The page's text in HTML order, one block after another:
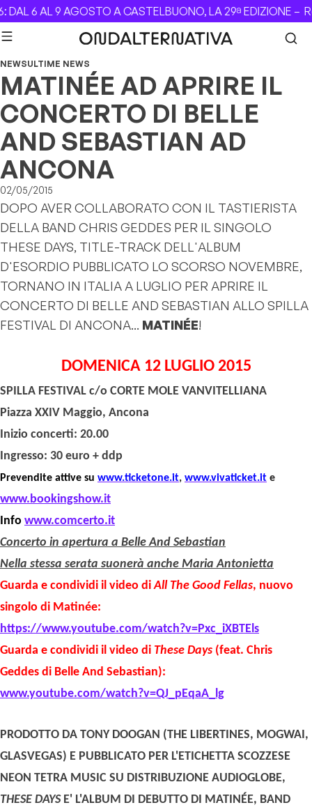
Skip to content
6 AL 9 AGOSTO A CASTELBUONO, LA 29ª EDIZIONE –
NEWSULTIME NEWS
MATINÉE AD APRIRE IL
CONCERTO DI BELLE
AND SEBASTIAN AD
ANCONA
02/05/2015
DOPO AVER COLLABORATO CON IL TASTIERISTA
DELLA BAND CHRIS GEDDES PER IL SINGOLO
THESE DAYS, TITLE-TRACK DELL'ALBUM
D'ESORDIO PUBBLICATO LO SCORSO NOVEMBRE,
TORNANO IN ITALIA A LUGLIO PER APRIRE IL
CONCERTO DI BELLE AND SEBASTIAN ALLO SPILLA
FESTIVAL DI ANCONA... MATINÉE!
DOMENICA 12 LUGLIO 2015
SPILLA FESTIVAL c/o CORTE MOLE VANVITELLIANA
Piazza XXIV Maggio, Ancona
Inizio concerti: 20.00
Ingresso: 30 euro + ddp
Prevendite attive su www.ticketone.it, www.vivaticket.it e
www.bookingshow.it
Info www.comcerto.it
Concerto in apertura a Belle And Sebastian
Nella stessa serata suonerà anche Maria Antonietta
Guarda e condividi il video diAll The Good Fellas, nuovo
singolo di Matinée:
https://www.youtube.com/watch?v=Pxc_iXBTEls
Guarda e condividi il video di These Days (feat. Chris
Geddes di Belle And Sebastian):
www.youtube.com/watch?v=QJ_ pEqaA_lg
PRODOTTO DA TONY DOOGAN (THE LIBERTINES, MOGWAI,
GLASVEGAS) E PUBBLICATO PER L'ETICHETTA SCOZZESE
NEON TETRA MUSIC SU DISTRIBUZIONE AUDIOGLOBE,
THESE DAYSE' L'ALBUM DI DEBUTTO DI MATINÉE, BAND